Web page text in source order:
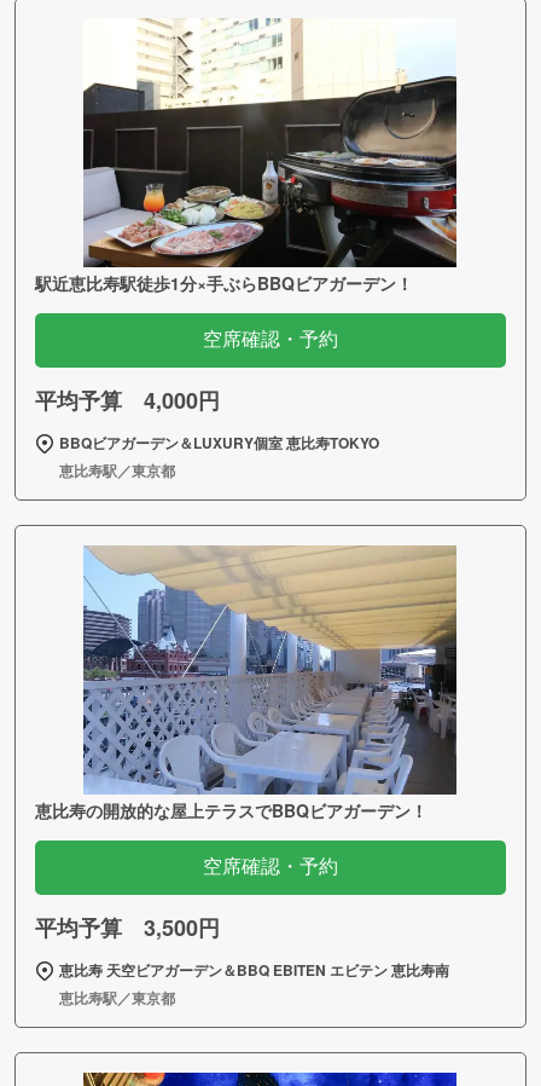
駅近恵比寿駅徒歩1分×手ぶらBBQビアガーデン！
空席確認・予約
平均予算 4,000円
BBQビアガーデン＆LUXURY個室 恵比寿TOKYO
恵比寿駅／東京都
恵比寿の開放的な屋上テラスでBBQビアガーデン！
空席確認・予約
平均予算 3,500円
恵比寿 天空ビアガーデン＆BBQ EBITEN エビテン 恵比寿南
恵比寿駅／東京都